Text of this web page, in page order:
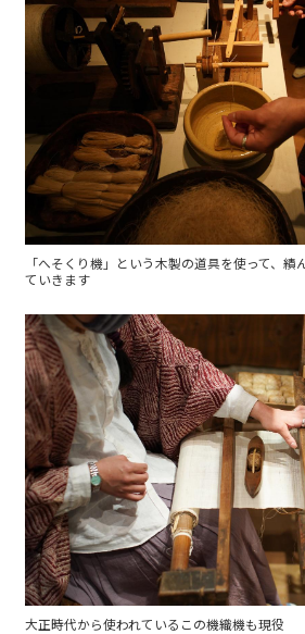
「へそくり機」という木製の道具を使って、
ていきます
大正時代から使われているこの機織機も現役